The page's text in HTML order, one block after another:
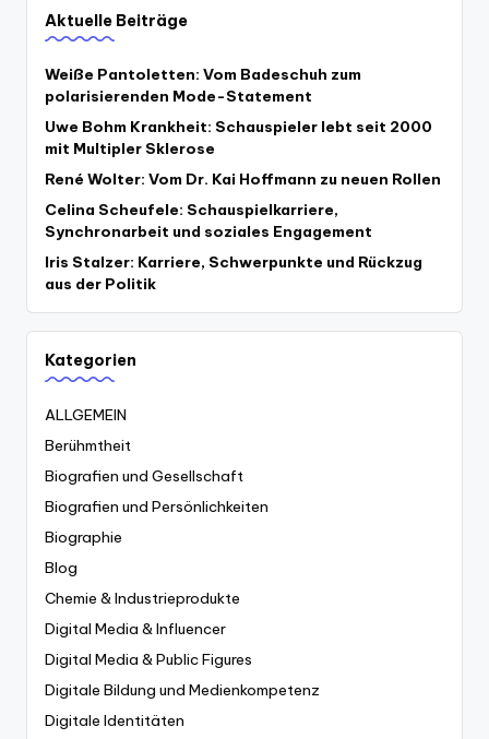
Aktuelle Beiträge
Weiße Pantoletten: Vom Badeschuh zum
polarisierenden Mode-Statement
Uwe Bohm Krankheit: Schauspieler lebt seit 2000
mit Multipler Sklerose
René Wolter: Vom Dr. Kai Hoffmann zu neuen Rollen
Celina Scheufele: Schauspielkarriere,
Synchronarbeit und soziales Engagement
Iris Stalzer: Karriere, Schwerpunkte und Rückzug
aus der Politik
Kategorien
ALLGEMEIN
Berühmtheit
Biografien und Gesellschaft
Biografien und Persönlichkeiten
Biographie
Blog
Chemie & Industrieprodukte
Digital Media & Influencer
Digital Media & Public Figures
Digitale Bildung und Medienkompetenz
Digitale Identitäten